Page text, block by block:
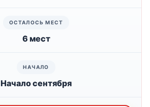
6 мест
Начало сентября